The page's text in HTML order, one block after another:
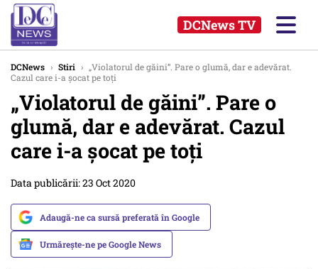
DCNews TV
DCNews › Stiri › „Violatorul de găini”. Pare o glumă, dar e adevărat.
Cazul care i-a șocat pe toți
„Violatorul de găini”. Pare o
glumă, dar e adevărat. Cazul
care i-a șocat pe toți
Data publicării: 23 Oct 2020
Adaugă-ne ca sursă preferată în Google
Urmărește-ne pe Google News